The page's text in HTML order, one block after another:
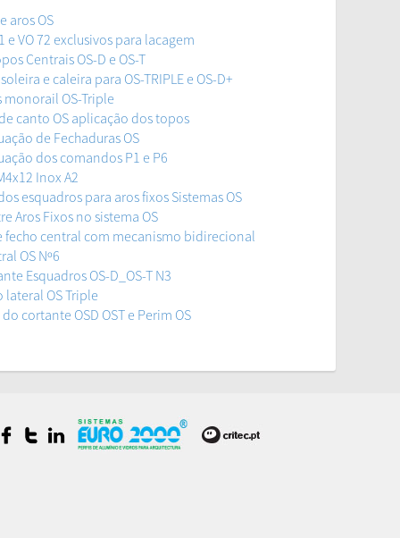
aros OS
e VO 72 exclusivos para lacagem
Centrais OS-D e OS-T
e caleira para OS-TRIPLE e OS-D+
monorail OS-Triple
canto OS aplicação dos topos
de Fechaduras OS
dos comandos P1 e P6
Inox A2
esquadros para aros fixos Sistemas OS
Aros Fixos no sistema OS
fecho central com mecanismo bidirecional
OS Nº6
Esquadros OS-D_OS-T N3
lateral OS Triple
cortante OSD OST e Perim OS